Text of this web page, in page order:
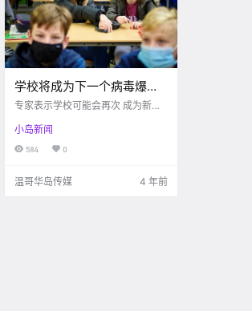
学校将成为下一个病毒爆发
地？！马上开学，怎么控制
萨尼奇一骑行者被撞成重伤
专家表示学校可能会再次 成为新冠
生们就要返校了 然而BC省正在经历
第四波疫情 研究人员表示，开学后
小岛新闻
584 0
温哥华岛传媒 4 年前